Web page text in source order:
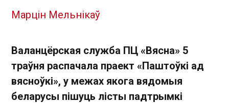
Марцін Мельнікаў
Валанцёрская служба ПЦ «Вясна» 5
траўня распачала праект «Паштоўкі ад
вясноўкі», у межах якога вядомыя
беларусы пішуць лісты падтрымкі